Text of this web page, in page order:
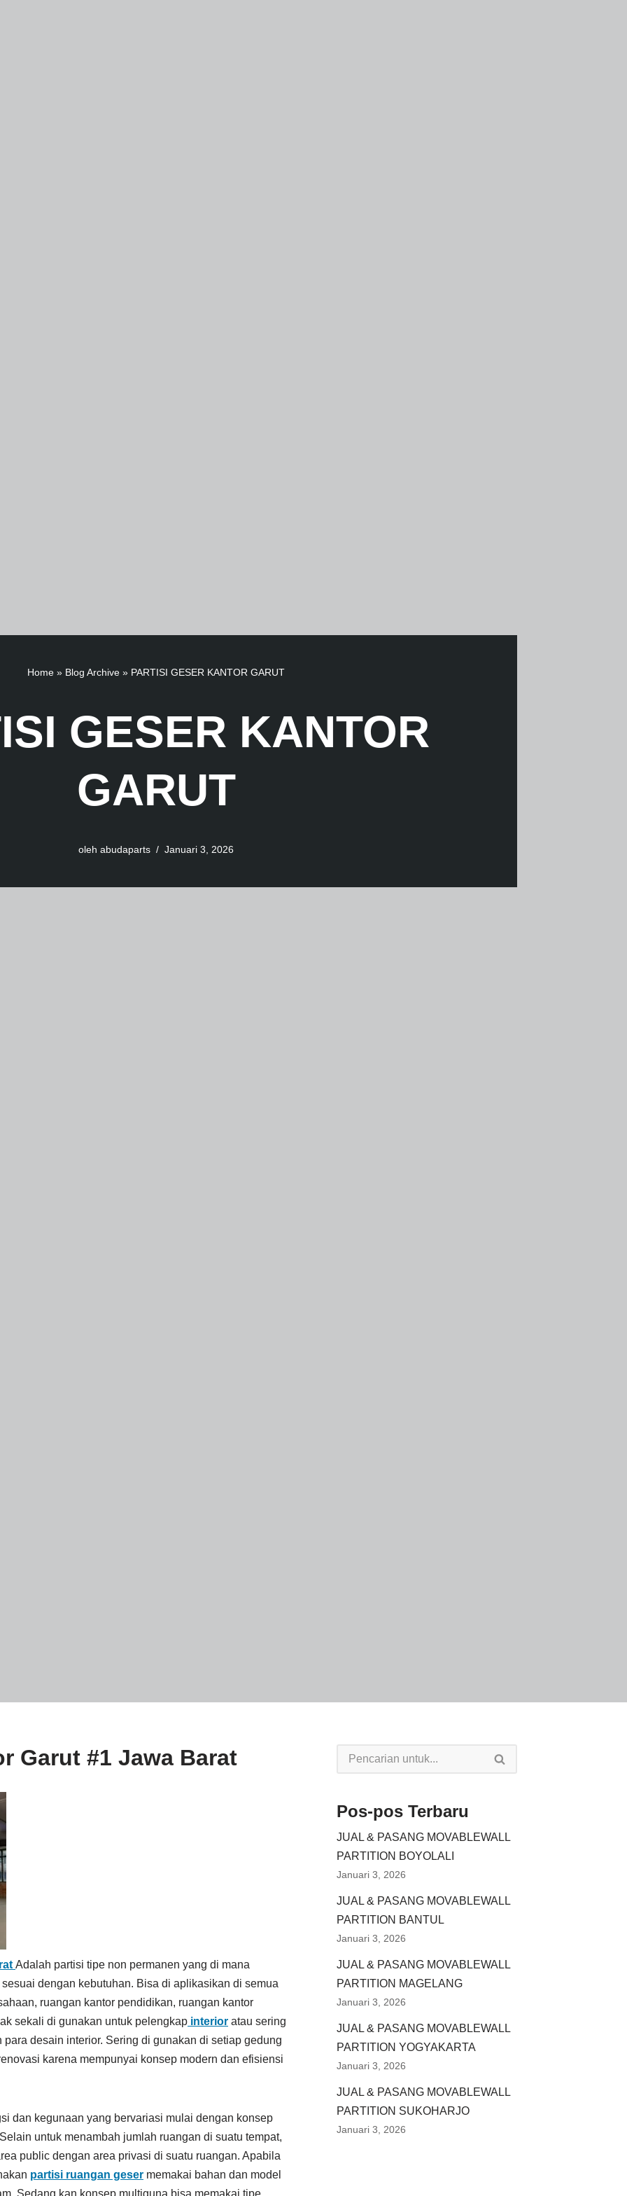
Home » Blog Archive » PARTISI GESER KANTOR GARUT
GESER KANTOR
GARUT
oleh abudaparts Januari 3, 2026
Garut #1 Jawa Barat
Adalah partisi tipe non permanen yang di mana
dengan kebutuhan. Bisa di aplikasikan di semua
ruangan kantor pendidikan, ruangan kantor
sekali di gunakan untuk pelengkap interior atau sering
desain interior. Sering di gunakan di setiap gedung
karena mempunyai konsep modern dan efisiensi
dan kegunaan yang bervariasi mulai dengan konsep
untuk menambah jumlah ruangan di suatu tempat,
public dengan area privasi di suatu ruangan. Apabila
partisi ruangan geser memakai bahan dan model
Sedang kan konsep multiguna bisa memakai tipe
Pos-pos Terbaru
JUAL & PASANG MOVABLEWALL
PARTITION BOYOLALI
Januari 3, 2026
JUAL & PASANG MOVABLEWALL
PARTITION BANTUL
Januari 3, 2026
JUAL & PASANG MOVABLEWALL
PARTITION MAGELANG
Januari 3, 2026
JUAL & PASANG MOVABLEWALL
PARTITION YOGYAKARTA
Januari 3, 2026
JUAL & PASANG MOVABLEWALL
PARTITION SUKOHARJO
Januari 3, 2026